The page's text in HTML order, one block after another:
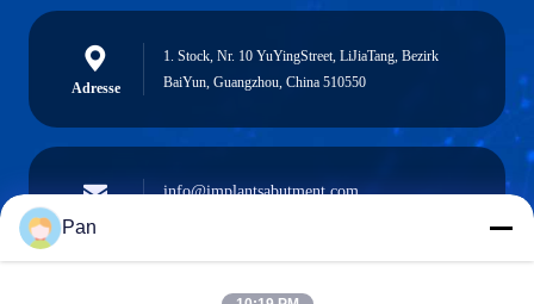
Adresse
1. Stock, Nr. 10 YuYingStreet, LiJiaTang, Bezirk
BaiYun, Guangzhou, China 510550
Email
info@implantsabutment.com
Pan